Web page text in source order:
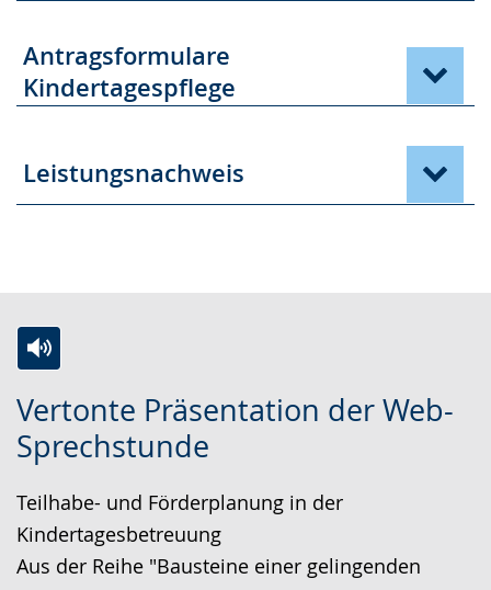
Antragsformulare
Kindertagespflege
Leistungsnachweis
Vertonte Präsentation der Web-
Sprechstunde
Teilhabe- und Förderplanung in der
Kindertagesbetreuung
Aus der Reihe "Bausteine einer gelingenden
u
r
e
i
c
k
t
v
i
e
i
n
d
e